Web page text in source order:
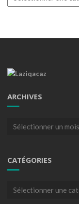
ARCHIVES
Archives
CATÉGORIES
Catégories